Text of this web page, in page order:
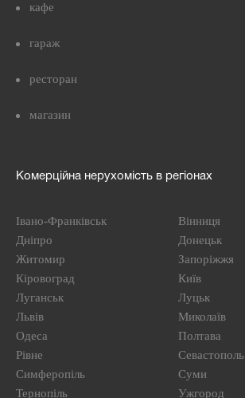
кафе
гараж
ресторан
магазин
Комерційна нерухомість в регіонах
Івано-Франківськ
Вінниця
Дніпро
Донецьк
Житомир
Запоріжжя
Кіровоград
Київ
Луганськ
Луцьк
Львів
Миколаїв
Одеса
Полтава
Рівне
Севастополь
Симферопіль
Суми
Тернопіль
Ужгород